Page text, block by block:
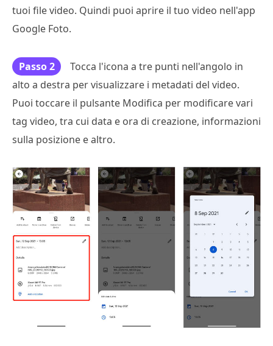
tuoi file video. Quindi puoi aprire il tuo video nell'app
Google Foto.
Passo 2
Tocca l'icona a tre punti nell'angolo in
alto a destra per visualizzare i metadati del video.
Puoi toccare il pulsante Modifica per modificare vari
tag video, tra cui data e ora di creazione, informazioni
sulla posizione e altro.